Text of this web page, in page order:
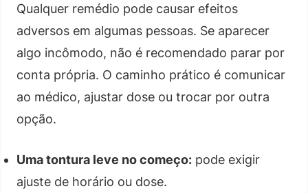
Qualquer remédio pode causar efeitos
adversos em algumas pessoas. Se aparecer
algo incômodo, não é recomendado parar por
conta própria. O caminho prático é comunicar
ao médico, ajustar dose ou trocar por outra
opção.
Uma tontura leve no começo: pode exigir
ajuste de horário ou dose.